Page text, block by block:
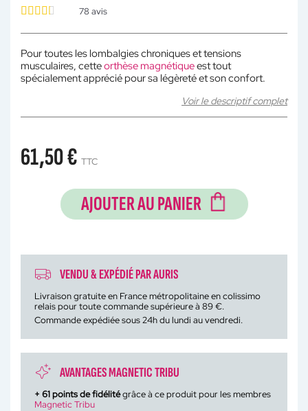
78 avis
Pour toutes les lombalgies chroniques et tensions
musculaires, cetteorthèse magnétiqueest tout
spécialement apprécié pour sa légèreté et son confort.
Voir le descriptif complet
61,50 € TTC
AJOUTER AU PANIER
VENDU & EXPÉDIÉ PAR AURIS
Livraison gratuite en France métropolitaine en colissimo
relais pour toute commande supérieure à 89 €.
Commande expédiée sous 24h du lundi au vendredi.
AVANTAGES MAGNETIC TRIBU
+ 61points de fidélitégrâce à ce produit pour les membres
Magnetic Tribu